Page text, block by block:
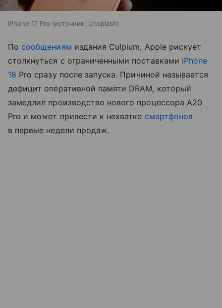
iPhone 17 Pro источник: Unsplash
По сообщениям издания Culpium, Apple рискует
столкнуться с ограниченными поставками iPhone
18 Pro сразу после запуска. Причиной называется
дефицит оперативной памяти DRAM, который
замедлил производство нового процессора A20
Pro и может привести к нехватке смартфонов
в первые недели продаж.